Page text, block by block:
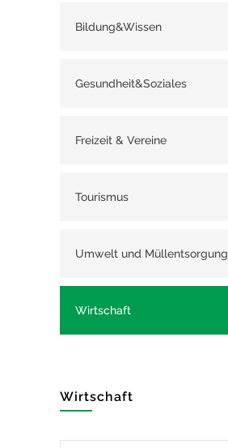
Bildung&Wissen
Gesundheit&Soziales
Freizeit & Vereine
Tourismus
Umwelt und Müllentsorgung
Wirtschaft
Wirtschaft